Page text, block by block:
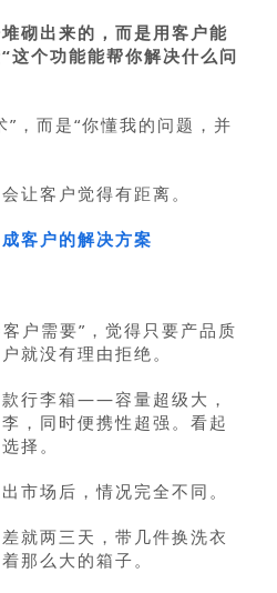
砌出来的，而是用客户能
这个功能能帮你解决什么问
，而是“你懂我的问题，并
让客户觉得有距离。
客户的解决方案
户需要”，觉得只要产品质
就没有理由拒绝。
行李箱——容量超级大，
，同时便携性超强。看起
择。
市场后，情况完全不同。
就两三天，带几件换洗衣
那么大的箱子。